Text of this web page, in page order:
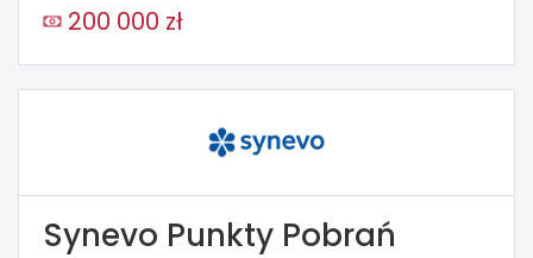
200 000 zł
Synevo Punkty Pobrań